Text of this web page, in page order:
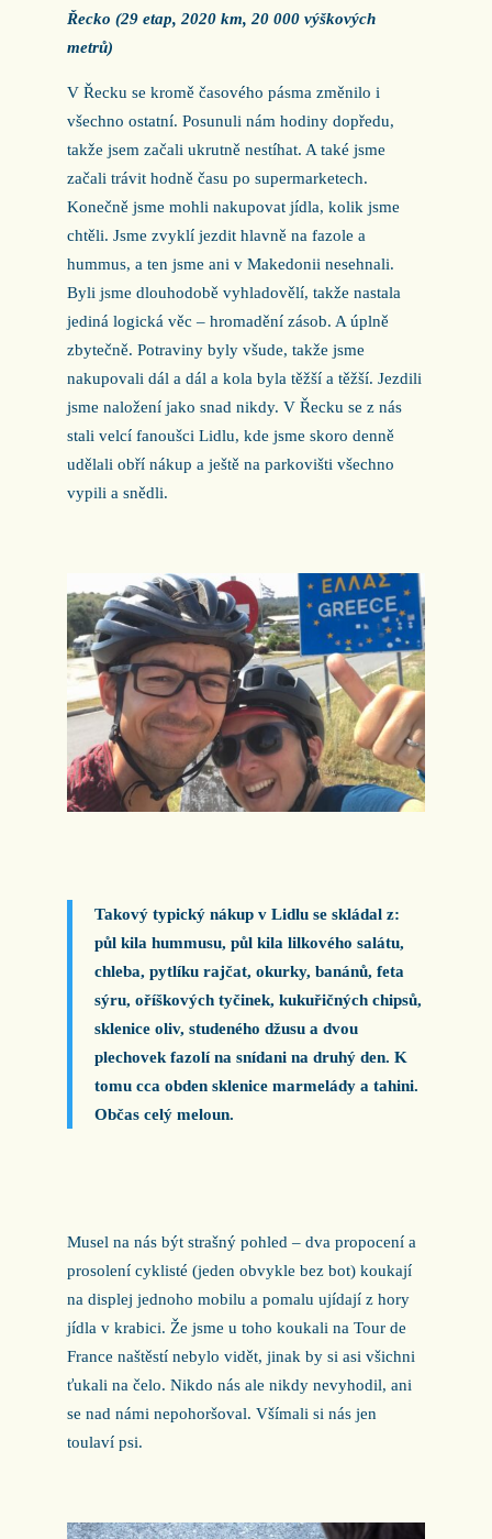
Řecko (29 etap, 2020 km, 20 000 výškových
metrů)
V Řecku se kromě časového pásma změnilo i
všechno ostatní. Posunuli nám hodiny dopředu,
takže jsem začali ukrutně nestíhat. A také jsme
začali trávit hodně času po supermarketech.
Konečně jsme mohli nakupovat jídla, kolik jsme
chtěli. Jsme zvyklí jezdit hlavně na fazole a
hummus, a ten jsme ani v Makedonii nesehnali.
Byli jsme dlouhodobě vyhladovělí, takže nastala
jediná logická věc – hromadění zásob. A úplně
zbytečně. Potraviny byly všude, takže jsme
nakupovali dál a dál a kola byla těžší a těžší. Jezdili
jsme naložení jako snad nikdy. V Řecku se z nás
stali velcí fanoušci Lidlu, kde jsme skoro denně
udělali obří nákup a ještě na parkovišti všechno
vypili a snědli.
Takový typický nákup v Lidlu se skládal z:
půl kila hummusu, půl kila lilkového salátu,
chleba, pytlíku rajčat, okurky, banánů, feta
sýru, oříškových tyčinek, kukuřičných chipsů,
sklenice oliv, studeného džusu a dvou
plechovek fazolí na snídani na druhý den. K
tomu cca obden sklenice marmelády a tahini.
Občas celý meloun.
Musel na nás být strašný pohled – dva propocení a
prosolení cyklisté (jeden obvykle bez bot) koukají
na displej jednoho mobilu a pomalu ujídají z hory
jídla v krabici. Že jsme u toho koukali na Tour de
France naštěstí nebylo vidět, jinak by si asi všichni
ťukali na čelo. Nikdo nás ale nikdy nevyhodil, ani
se nad námi nepohoršoval. Všímali si nás jen
toulaví psi.